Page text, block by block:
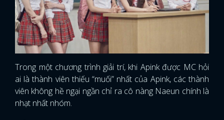
FACEBOOK GOOGLE
Trong một chương trình giải trí, khi Apink được MC hỏi
ai là thành viên thiếu “muối” nhất của Apink, các thành
viên không hề ngại ngần chỉ ra cô nàng Naeun chính là
nhạt nhất nhóm.